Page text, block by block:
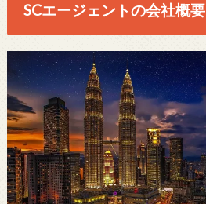
SCエージェントの会社概要